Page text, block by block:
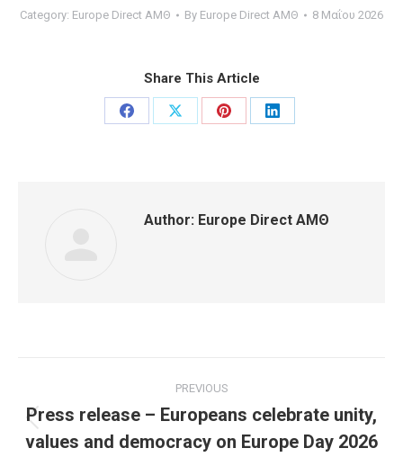
Category: Europe Direct ΑΜΘ By Europe Direct ΑΜΘ 8 Μαΐου 2026
Share This Article
Share
Share
Share
Share
Author: Europe Direct ΑΜΘ
navigation
PREVIOUS
Previous
post:
Press release – Europeans celebrate unity,
values and democracy on Europe Day 2026